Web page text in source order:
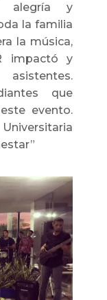
alegría y
la familia
la música,
impactó y
que
evento.